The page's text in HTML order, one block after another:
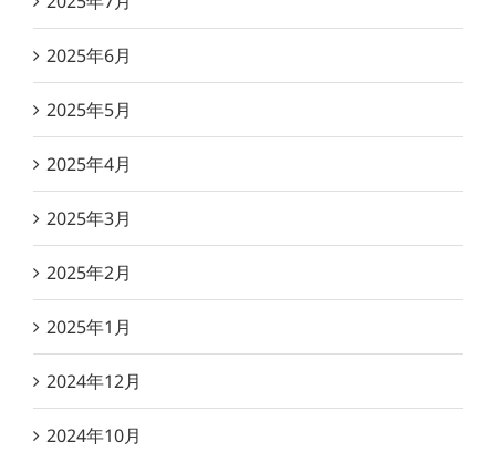
2025年6月
2025年5月
2025年4月
2025年3月
2025年2月
2025年1月
2024年12月
2024年10月